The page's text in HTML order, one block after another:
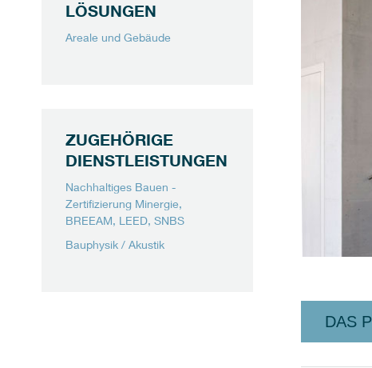
LÖSUNGEN
Areale und Gebäude
ZUGEHÖRIGE
DIENSTLEISTUNGEN
Nachhaltiges Bauen -
Zertifizierung Minergie,
BREEAM, LEED, SNBS
Bauphysik / Akustik
DAS